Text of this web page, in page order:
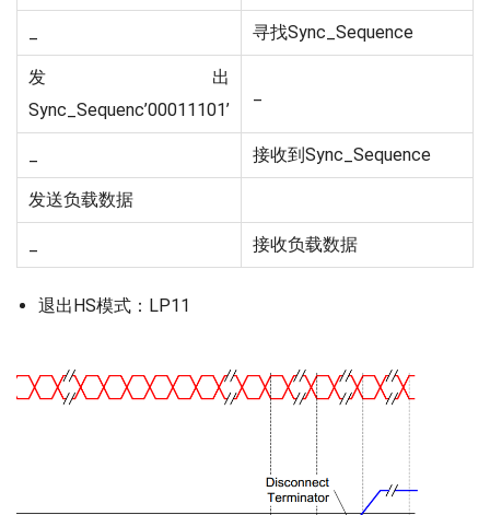
寻找Sync_Sequence
发出
Sync_Sequenc’00011101’
接收到Sync_Sequence
发送负载数据
接收负载数据
退出HS模式：LP11